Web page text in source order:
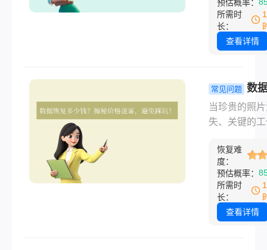
心，C盘扩
事，只要方
当，完全可
解决。那么c
如何扩大呢
是经过验证
扩容方案，
风险从低到
列。
预估概率：
所需时
长：
查看详情
常见问题 数
一般多少钱
秘价格迷雾
当珍贵的照
失、关键的
然发出异响
据恢复"这四
间成了救命
然而，随之
疑问是：数
恢复难
度：
预估概率：
所需时
长：
查看详情